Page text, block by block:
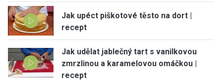
Jak upéct piškotové těsto na dort |
recept
Jak udělat jablečný tart s vanilkovou
zmrzlinou a karamelovou omáčkou |
recept